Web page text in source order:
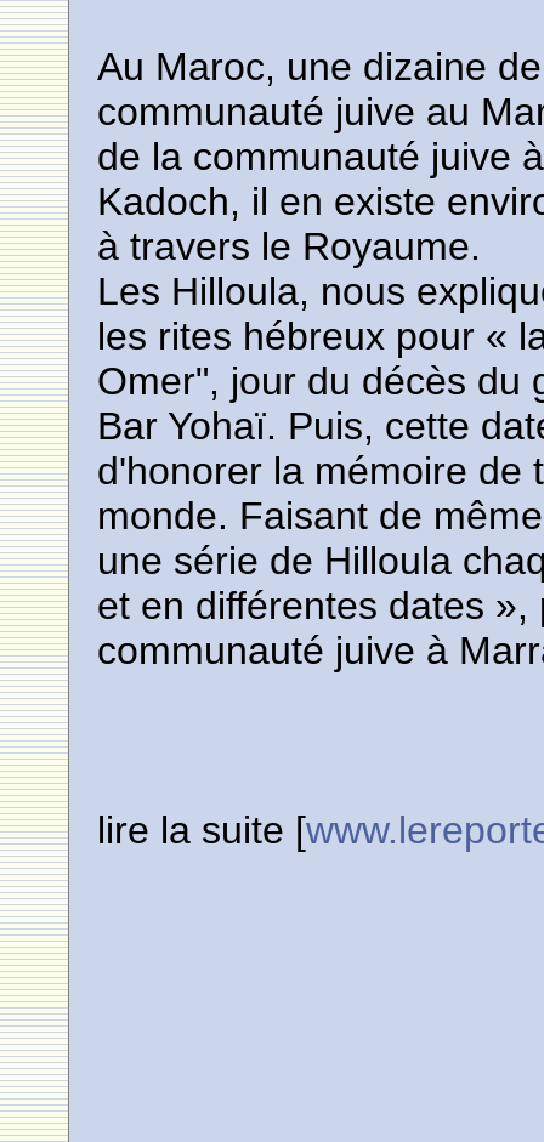
Au Maroc, une dizaine
communauté juive au
de la communauté juive
Kadoch, il en existe
à travers le Royaume.
Les Hilloula, nous
les rites hébreux pour «
Omer", jour du décès du
Bar Yohaï. Puis, cette
d'honorer la mémoire de
monde. Faisant de
une série de Hilloula
et en différentes dates
communauté juive à
lire la suite [